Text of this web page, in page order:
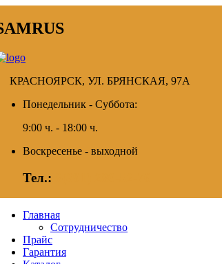
КРАСНОЯРСК, УЛ. БРЯНСКАЯ, 97А
Понедельник - Суббота:
9:00 ч. - 18:00 ч.
Воскресенье - выходной
Тел.:
Главная
Сотрудничество
Прайс
Гарантия